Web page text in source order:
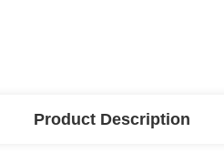
Product Description